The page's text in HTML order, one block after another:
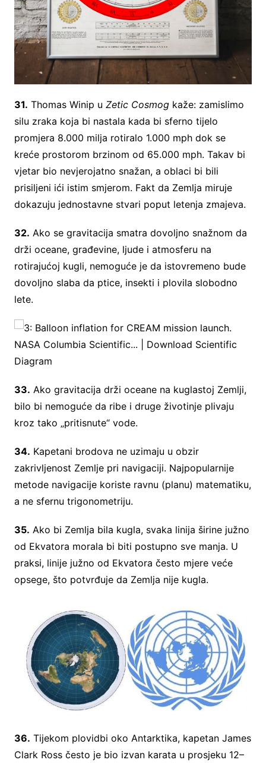
31. Thomas Winip u Zetic Cosmogkaže: zamislimo
silu zraka koja bi nastala kada bi sferno tijelo
promjera 8.000 milja rotiralo 1.000 mph dok se
kreće prostorom brzinom od 65.000 mph. Takav bi
vjetar bio nevjerojatno snažan, a oblaci bi bili
prisiljeni ići istim smjerom. Fakt da Zemlja miruje
dokazuju jednostavne stvari poput letenja zmajeva.
32. Ako se gravitacija smatra dovoljno snažnom da
drži oceane, građevine, ljude i atmosferu na
rotirajućoj kugli, nemoguće je da istovremeno bude
dovoljno slaba da ptice, insekti i plovila slobodno
lete.
33. Ako gravitacija drži oceane na kuglastoj Zemlji,
bilo bi nemoguće da ribe i druge životinje plivaju
kroz tako „pritisnute“ vode.
34. Kapetani brodova ne uzimaju u obzir
zakrivljenost Zemlje pri navigaciji. Najpopularnije
metode navigacije koriste ravnu (planu) matematiku,
a ne sfernu trigonometriju.
35. Ako bi Zemlja bila kugla, svaka linija širine južno
od Ekvatora morala bi biti postupno sve manja. U
praksi, linije južno od Ekvatora često mjere veće
opsege, što potvrđuje da Zemlja nije kugla.
36. Tijekom plovidbi oko Antarktika, kapetan James
Clark Ross često je bio izvan karata u prosjeku 12–